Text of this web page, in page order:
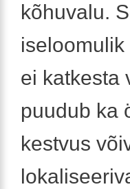
kõhuvalu.
ei katkesta
puudub ka
kestvus